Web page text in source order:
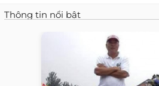
Thông tin nổi bật